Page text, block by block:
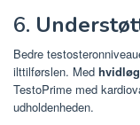
6.
Bedre
ilttilførslen. Med
TestoPrime med
udholdenheden.